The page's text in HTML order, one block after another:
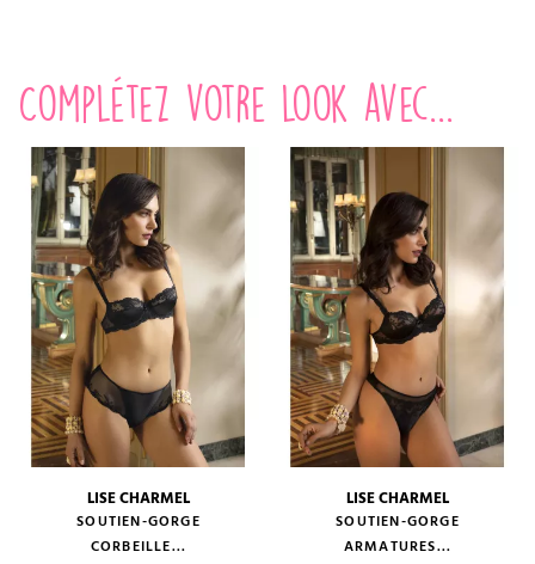
Complétez votre look avec...
LISE CHARMEL
SOUTIEN-GORGE
CORBEILLE...
LISE CHARMEL
SOUTIEN-GORGE
ARMATURES...